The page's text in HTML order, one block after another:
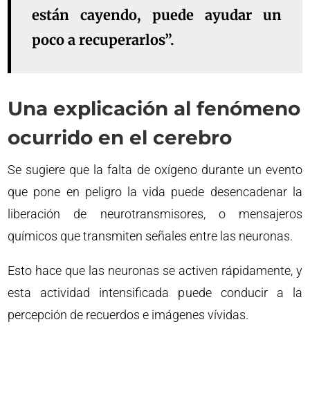
están cayendo, puede ayudar un
poco a recuperarlos”.
Una explicación al fenómeno
ocurrido en el cerebro
Se sugiere que la falta de oxígeno durante un evento
que pone en peligro la vida puede desencadenar la
liberación de neurotransmisores, o mensajeros
químicos que transmiten señales entre las neuronas.
Esto hace que las neuronas se activen rápidamente, y
esta actividad intensificada puede conducir a la
percepción de recuerdos e imágenes vívidas.